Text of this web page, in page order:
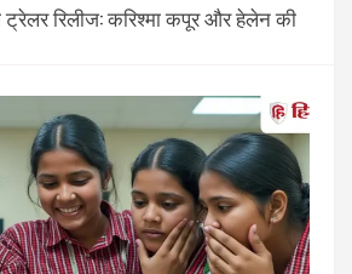
ट्रेलर रिलीज: करिश्मा कपूर और हेलेन की